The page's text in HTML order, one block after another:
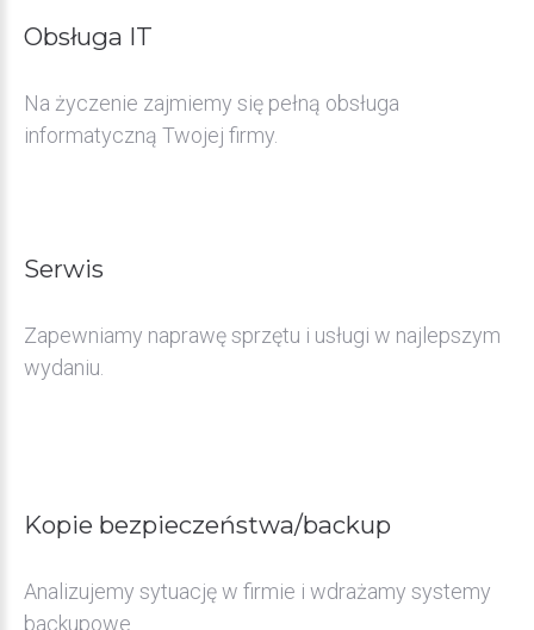
Obsługa IT
Na życzenie zajmiemy się pełną obsługa
informatyczną Twojej firmy.
Serwis
Zapewniamy naprawę sprzętu i usługi w najlepszym
wydaniu.
Kopie bezpieczeństwa/backup
Analizujemy sytuację w firmie i wdrażamy systemy
backupowe.